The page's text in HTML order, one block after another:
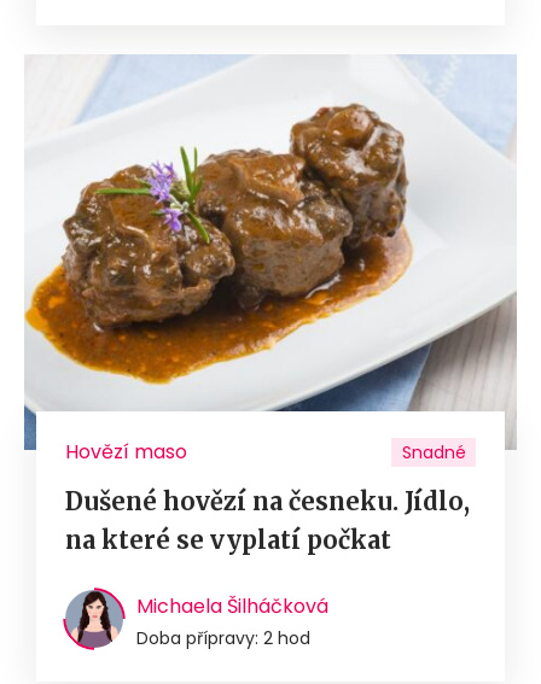
Hovězí maso Snadné
Dušené hovězí na česneku. Jídlo,
na které se vyplatí počkat
Michaela Šilháčková
Doba přípravy: 2 hod